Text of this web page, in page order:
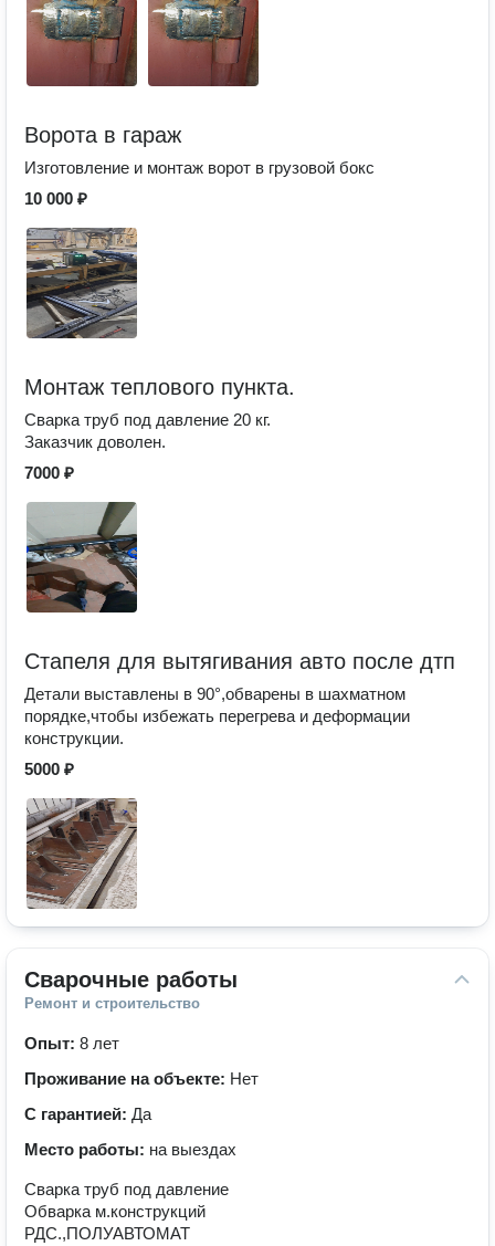
Ворота в гараж
Изготовление и монтаж ворот в грузовой бокс
10 000 ₽
Монтаж теплового пункта.
Сварка труб под давление 20 кг.
Заказчик доволен.
7000 ₽
Стапеля для вытягивания авто после дтп
Детали выставлены в 90°,обварены в шахматном
порядке,чтобы избежать перегрева и деформации
конструкции.
5000 ₽
Сварочные работы
Ремонт и строительство
Опыт: 8 лет
Проживание на объекте: Нет
С гарантией: Да
Место работы: на выездах
Сварка труб под давление
Обварка м.конструкций
РДС.,ПОЛУАВТОМАТ